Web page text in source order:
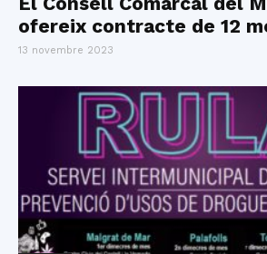
ofereix contracte de 12
13 novembre 2023